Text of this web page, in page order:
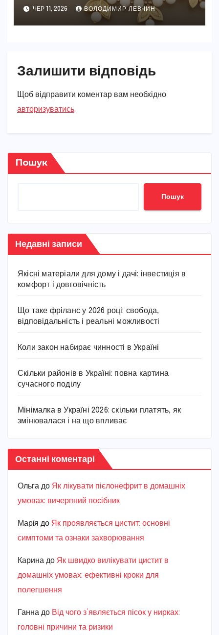
ЧЕР 11, 2026 ВОЛОДИМИР ЛЕВЧИН
Залишити відповідь
Щоб відправити коментар вам необхідно
авторизуватись.
Пошук
Пошук
Недавні записи
Якісні матеріали для дому і дачі: інвестиція в
комфорт і довговічність
Що таке фріланс у 2026 році: свобода,
відповідальність і реальні можливості
Коли закон набирає чинності в Україні
Скільки районів в Україні: повна картина
сучасного поділу
Мінімалка в Україні 2026: скільки платять, як
змінювалася і на що впливає
Останні коментарі
Ольга до Як лікувати пієлонефрит в домашніх
умовах: вичерпний посібник
Марiя до Як проявляється цистит: основні
симптоми та ознаки захворювання
Карина до Як швидко вилікувати цистит в
домашніх умовах: ефективні кроки для
полегшення
Ганна до Від чого з’являється пісок у нирках:
головні причини та ризики